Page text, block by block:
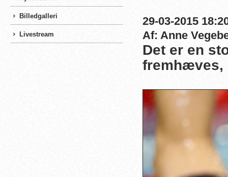
Billedgalleri
Livestream
29-03-2015
Af: Anne
Det er en
fremhæves,